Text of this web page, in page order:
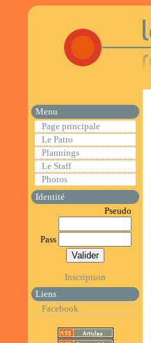
Menu
Page principale
Le Patro
Plannings
Le Staff
Photos
Identité
Pseudo
Pass
Inscription
Liens
Facebook